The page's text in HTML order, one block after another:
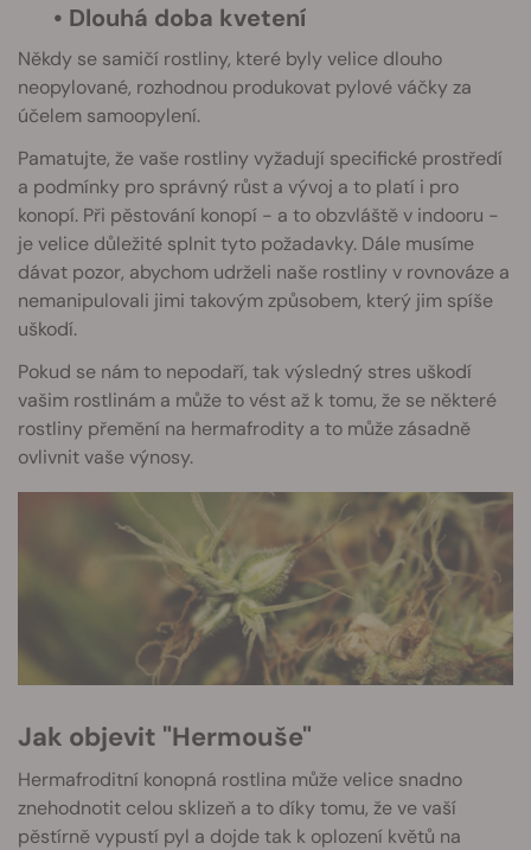
• Dlouhá doba kvetení
Někdy se samičí rostliny, které byly velice dlouho
neopylované, rozhodnou produkovat pylové váčky za
účelem samoopylení.
Pamatujte, že vaše rostliny vyžadují specifické prostředí
a podmínky pro správný růst a vývoj a to platí i pro
konopí. Při pěstování konopí - a to obzvláště v indooru -
je velice důležité splnit tyto požadavky. Dále musíme
dávat pozor, abychom udrželi naše rostliny v rovnováze a
nemanipulovali jimi takovým způsobem, který jim spíše
uškodí.
Pokud se nám to nepodaří, tak výsledný stres uškodí
vašim rostlinám a může to vést až k tomu, že se některé
rostliny přemění na hermafrodity a to může zásadně
ovlivnit vaše výnosy.
Jak objevit "Hermouše"
Hermafroditní konopná rostlina může velice snadno
znehodnotit celou sklizeň a to díky tomu, že ve vaší
pěstírně vypustí pyl a dojde tak k oplození květů na